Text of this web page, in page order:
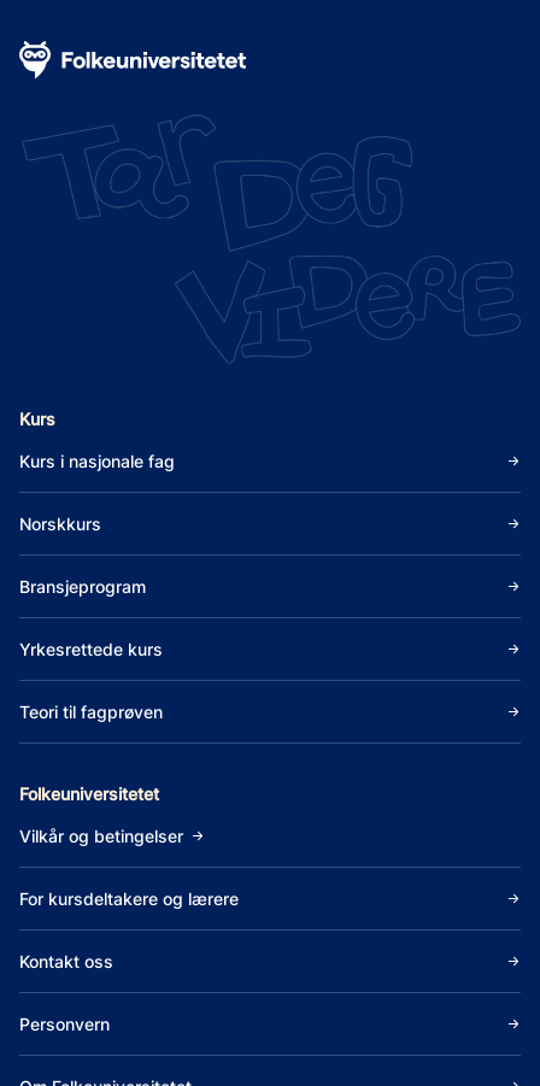
Kurs
Kurs i nasjonale fag
Norskkurs
Bransjeprogram
Yrkesrettede kurs
Teori til fagprøven
Folkeuniversitetet
Vilkår og betingelser
For kursdeltakere og lærere
Kontakt oss
Personvern